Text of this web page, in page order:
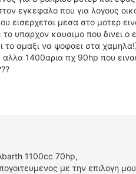
εγκεφαλο που για λογους
εισερχεται μεσα στο μοτερ
υπαρχον καυσιμο που δινει
αμαξι να ψοφαει στα
1400αρια πχ 90hp που
1100cc 70hp,
με την επιλογη